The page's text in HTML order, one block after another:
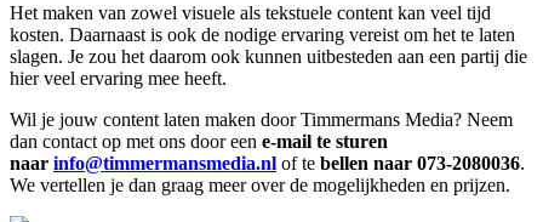
Het maken van zowel visuele als tekstuele content kan veel tijd
kosten. Daarnaast is ook de nodige ervaring vereist om het te laten
slagen. Je zou het daarom ook kunnen uitbesteden aan een partij die
hier veel ervaring mee heeft.
Wil je jouw content laten maken door Timmermans Media? Neem
dan contact op met ons door een e-mail te sturen
naar info@timmermansmedia.nl of te bellen naar 073-2080036.
We vertellen je dan graag meer over de mogelijkheden en prijzen.